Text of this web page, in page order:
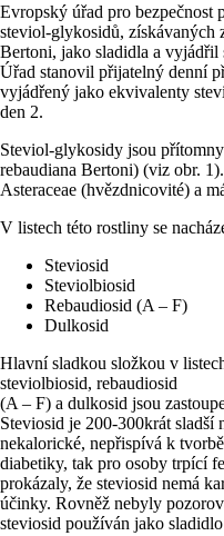
Evropský úřad pro bezpečnost
steviol-glykosidů, získávaných
Bertoni, jako sladidla a vyjádřil
Úřad stanovil přijatelný denní
vyjádřený jako ekvivalenty
den 2.
Steviol-glykosidy jsou
rebaudiana Bertoni) (viz obr.
Asteraceae (hvězdnicovité) a
V listech této rostliny se
Steviosid
Steviolbiosid
Rebaudiosid (A – F)
Dulkosid
Hlavní sladkou složkou v
steviolbiosid, rebaudiosid
(A – F) a dulkosid jsou
Steviosid je 200-300krát sladší
nekalorické, nepřispívá k
diabetiky, tak pro osoby trpící
prokázaly, že steviosid nemá
účinky. Rovněž nebyly
steviosid používán jako